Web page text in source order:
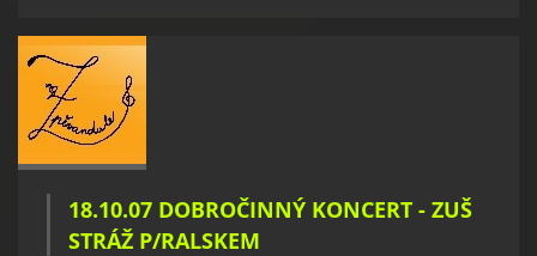
18.10.07 DOBROČINNÝ KONCERT - ZUŠ
STRÁŽ P/RALSKEM